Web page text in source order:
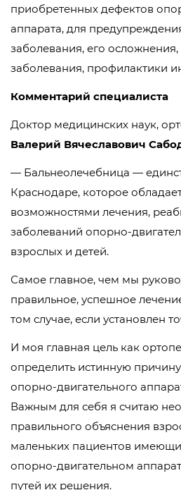
приобретенных дефектов
аппарата, для
заболевания, его
заболевания, профилактики
Комментарий специалиста
Доктор медицинских наук,
Валерий Вячеславович
— Бальнеолечебница —
Краснодаре, которое
возможностями лечения,
заболеваний опорно-
взрослых и детей.
Самое главное, чем мы
правильное, успешное
том случае, если установлен
И моя главная цель как
определить истинную
опорно-двигательного
Важным для себя я считаю
правильного объяснения
маленьких пациентов
опорно-двигательном
путей их решения.